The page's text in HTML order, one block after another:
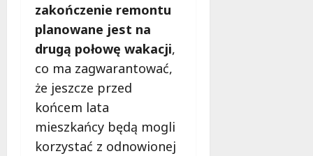
zakończenie remontu
planowane jest na
drugą połowę wakacji,
co ma zagwarantować,
że jeszcze przed
końcem lata
mieszkańcy będą mogli
korzystać z odnowionej